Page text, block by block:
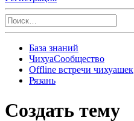
База знаний
ЧихуаСообщество
Offline встречи чихуашек
Рязань
Создать тему